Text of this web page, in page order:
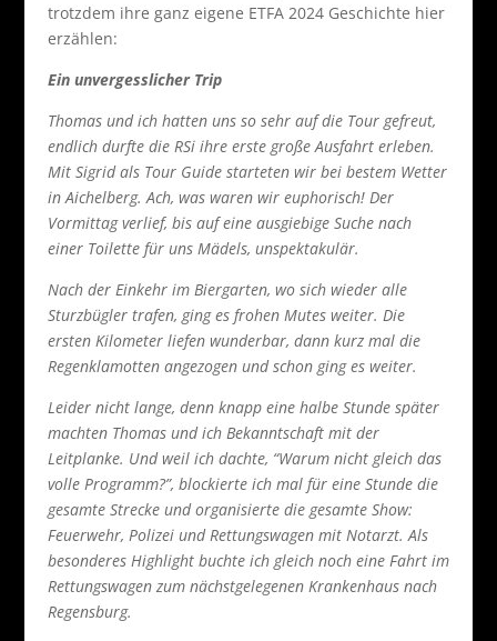
trotzdem ihre ganz eigene ETFA 2024 Geschichte hier
erzählen:
Ein unvergesslicher Trip
Thomas und ich hatten uns so sehr auf die Tour gefreut,
endlich durfte die RSi ihre erste große Ausfahrt erleben.
Mit Sigrid als Tour Guide starteten wir bei bestem Wetter
in Aichelberg. Ach, was waren wir euphorisch! Der
Vormittag verlief, bis auf eine ausgiebige Suche nach
einer Toilette für uns Mädels, unspektakulär.
Nach der Einkehr im Biergarten, wo sich wieder alle
Sturzbügler trafen, ging es frohen Mutes weiter. Die
ersten Kilometer liefen wunderbar, dann kurz mal die
Regenklamotten angezogen und schon ging es weiter.
Leider nicht lange, denn knapp eine halbe Stunde später
machten Thomas und ich Bekanntschaft mit der
Leitplanke. Und weil ich dachte, “Warum nicht gleich das
volle Programm?”, blockierte ich mal für eine Stunde die
gesamte Strecke und organisierte die gesamte Show:
Feuerwehr, Polizei und Rettungswagen mit Notarzt. Als
besonderes Highlight buchte ich gleich noch eine Fahrt im
Rettungswagen zum nächstgelegenen Krankenhaus nach
Regensburg.